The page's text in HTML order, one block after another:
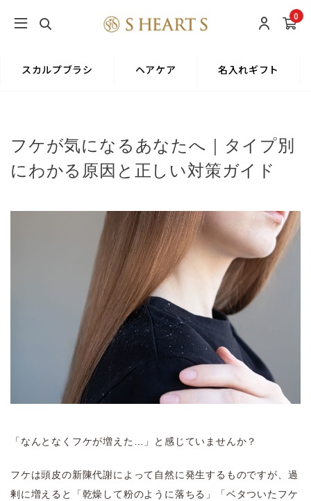
0
スカルプブラシ ヘアケア 名入れギフト
フケが気になるあなたへ｜タイプ別
にわかる原因と正しい対策ガイド
「なんとなくフケが増えた…」と感じていませんか？
フケは頭皮の新陳代謝によって自然に発生するものですが、過
剰に増えると「乾燥して粉のように落ちる」「ベタついたフケ